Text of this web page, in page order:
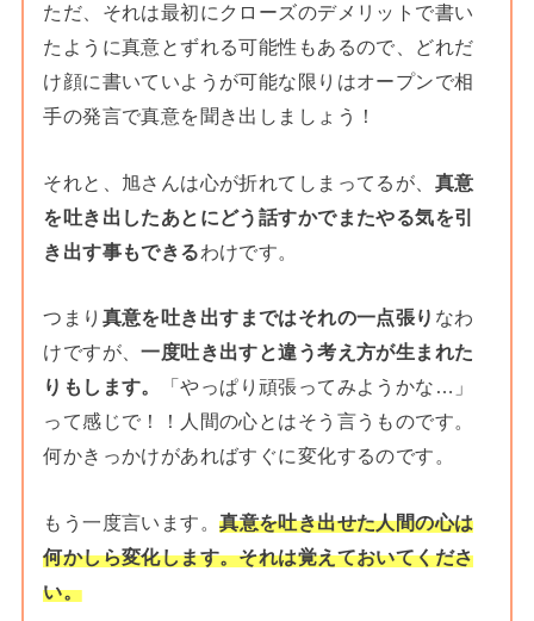
ただ、それは最初にクローズのデメリットで書い
たように真意とずれる可能性もあるので、どれだ
け顔に書いていようが可能な限りはオープンで相
手の発言で真意を聞き出しましょう！
それと、旭さんは心が折れてしまってるが、 真意
を吐き出したあとにどう話すかでまたやる気を引
き出す事もできるわけです。
つまり 真意を吐き出すまではそれの一点張り なわ
けですが、一度吐き出すと違う考え方が生まれた
りもします。
「やっぱり頑張ってみようかな…」
って感じで！！人間の心とはそう言うものです。
何かきっかけがあればすぐに変化するのです。
もう一度言います。真意を吐き出せた人間の心は
何かしら変化します。それは覚えておいてくださ
い。